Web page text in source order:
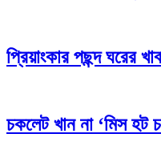
প্রিয়াংকার পছন্দ ঘরের
চকলেট খান না ‘মিস হট